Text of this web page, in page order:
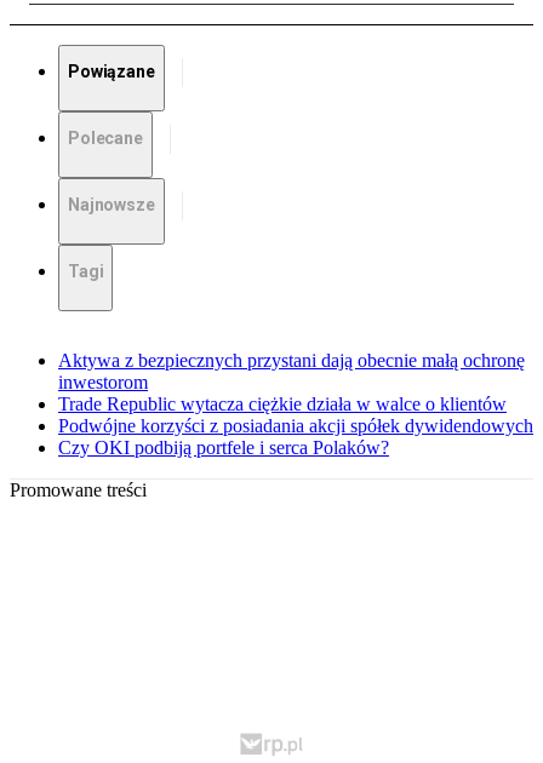
Powiązane
Polecane
Najnowsze
Tagi
Aktywa z bezpiecznych przystani dają obecnie małą ochronę
inwestorom
Trade Republic wytacza ciężkie działa w walce o klientów
Podwójne korzyści z posiadania akcji spółek dywidendowych
Czy OKI podbiją portfele i serca Polaków?
Promowane treści